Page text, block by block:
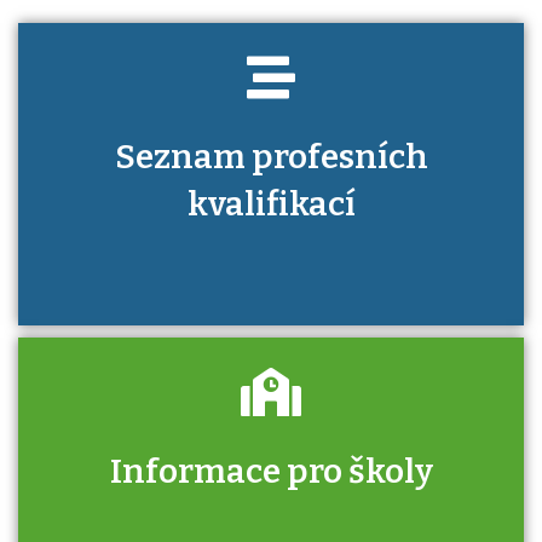
Seznam profesních
kvalifikací
Informace pro školy
Zjistěte, jak se přihlásit ke zkoušce a kde